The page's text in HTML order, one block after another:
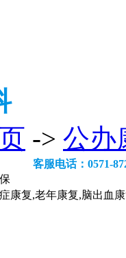
-> 公办
客服电话：0571-
康复,老年康复,脑出血